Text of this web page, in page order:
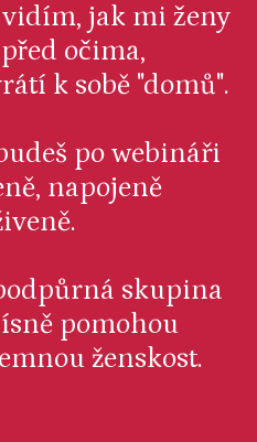
jak mi ženy
očima,
k sobě "domů".
po webináři
napojeně
skupina
pomohou
ženskost.